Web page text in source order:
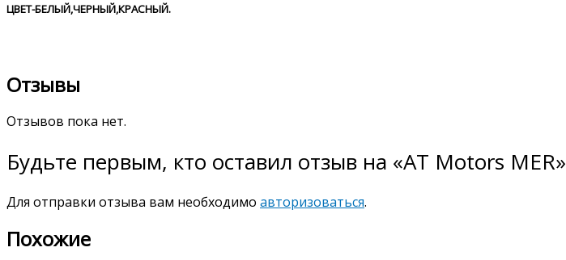
ЦВЕТ-БЕЛЫЙ,ЧЕРНЫЙ,КРАСНЫЙ.
Отзывы
Отзывов пока нет.
Будьте первым, кто оставил отзыв на «AT Motors MER»
Для отправки отзыва вам необходимо авторизоваться.
Похожие